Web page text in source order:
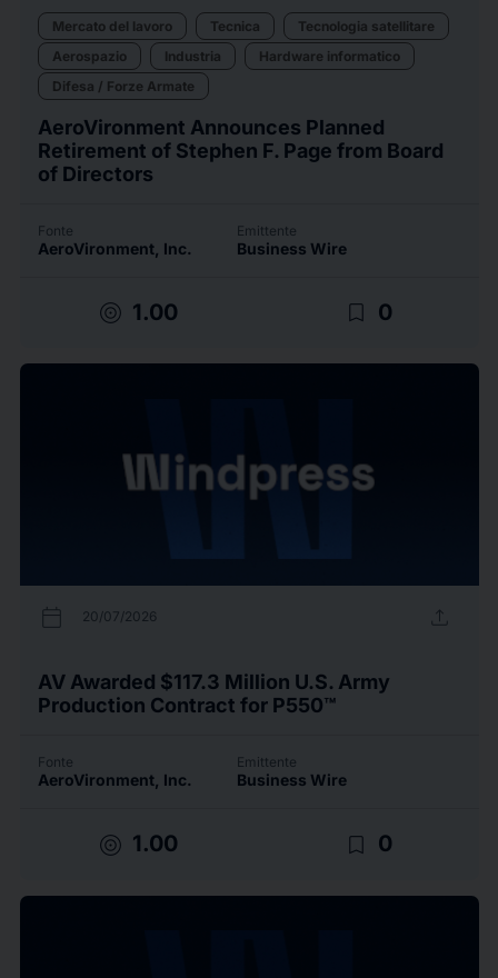
Mercato del lavoro Tecnica
Tecnologia satellitare
Aerospazio
Industria
Hardware informatico
Difesa / Forze Armate
AeroVironment Announces Planned
Retirement of Stephen F. Page from Board
of Directors
Fonte
AeroVironment, Inc.
Emittente
Business Wire
target 1.00 bookmark_border 0
calendar_today 20/07/2026 upload
AV Awarded $117.3 Million U.S. Army
Production Contract for P550™
Fonte
AeroVironment, Inc.
Emittente
Business Wire
target 1.00 bookmark_border 0